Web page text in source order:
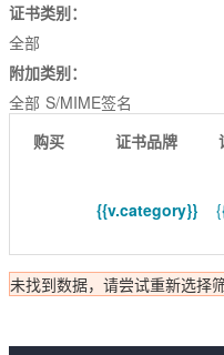
SAN
数字
证书类别：
全部
附加类别：
全部 S/MIME签名
购买
证书品牌
{{v.category}}
未找到数据，请尝试重新选择